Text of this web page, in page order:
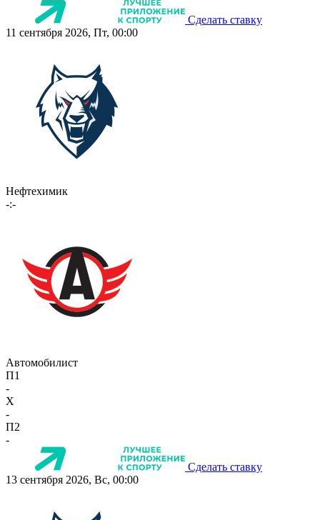
Сделать ставку
11 сентября 2026, Пт, 00:00
Нефтехимик
-:-
Автомобилист
П1
-
X
-
П2
-
Сделать ставку
13 сентября 2026, Вс, 00:00